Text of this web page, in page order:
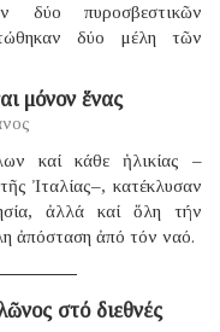
δύο πυροσβεστικῶν
δύο μέλη τῶν
μόνον ἕνας
καί κάθε ἡλικίας –
Ἰταλίας–, κατέκλυσαν
ἀλλά καί ὅλη τήν
ἀπόσταση ἀπό τόν ναό.
στό διεθνές